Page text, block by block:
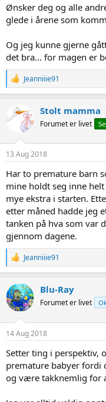
Ønsker deg og alle
glede i årene som
Og jeg kunne gjerne
det bra... for magen er
R
e
a
t
i
o
n
s
:
Jeanniiie91
Stolt mamma
Forumet er livet
13 Aug 2018
Har to premature barn
mine holdt seg inne
mye ekstra i starten.
etter måned hadde jeg
tanken på hva som var
gjennom dagene.
R
e
a
c
t
i
o
n
s
:
Jeanniiie91
Blu-Ray
Forumet er livet
14 Aug 2018
Setter ting i perspektiv,
premature babyer fordi
og være takknemlig for